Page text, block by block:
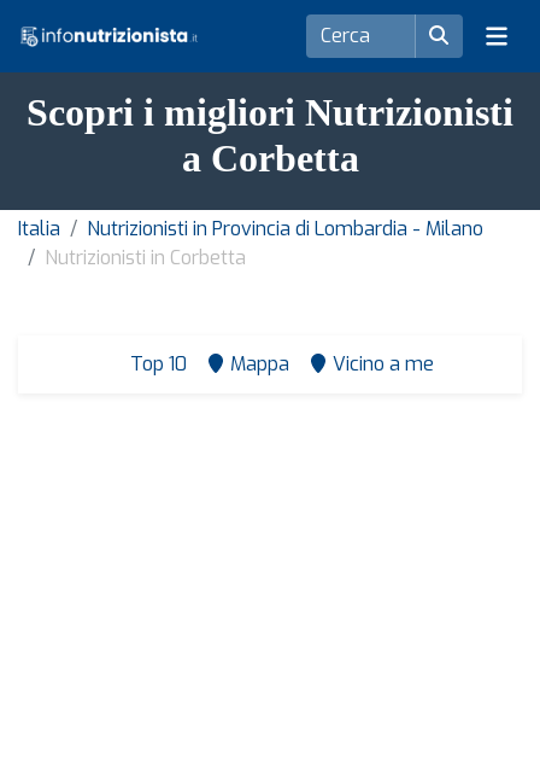
Scopri i migliori Nutrizionisti
a Corbetta
Italia
Nutrizionisti in Provincia di Lombardia - Milano
Nutrizionisti in Corbetta
Top 10 Mappa Vicino a me